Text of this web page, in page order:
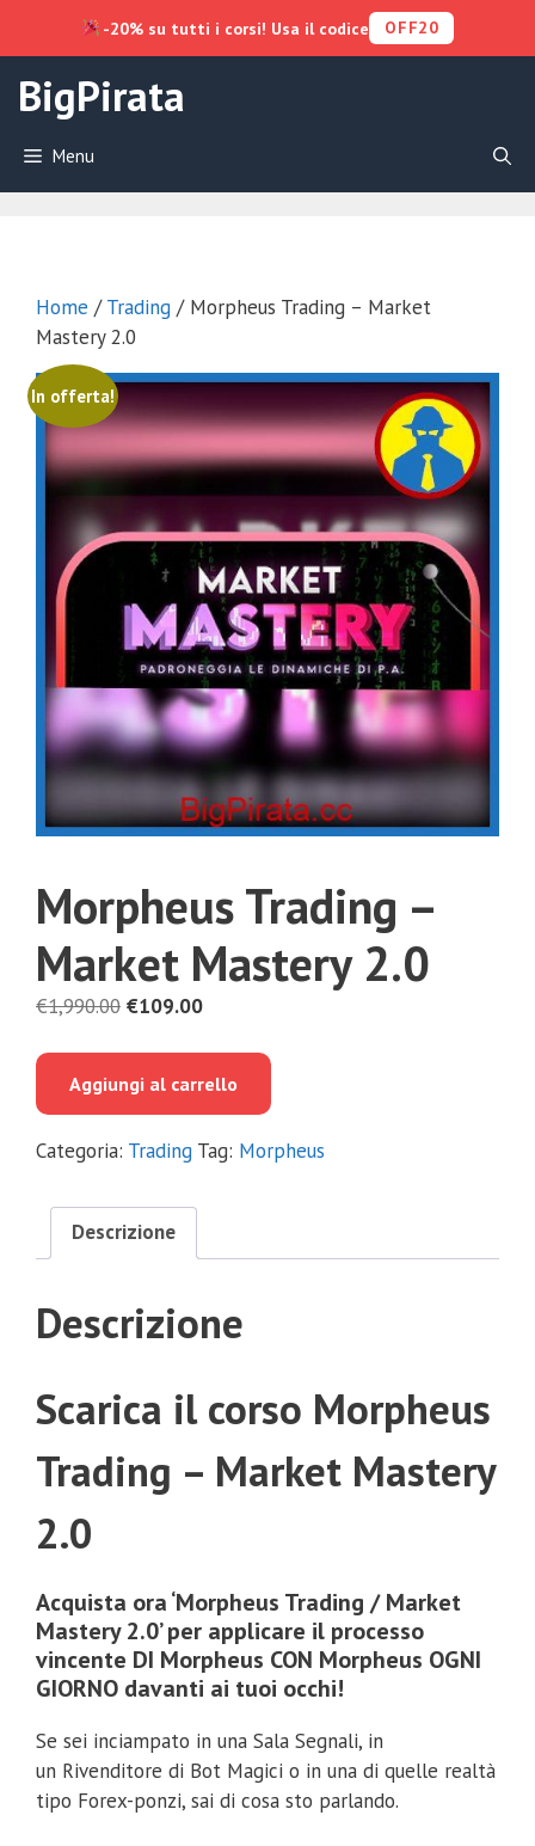
contenuto
BigPirata
Menu
Home /Trading / Morpheus Trading – Market
Mastery 2.0
In offerta!
Morpheus Trading –
Market Mastery 2.0
€1,990.00 Il
era:
€109.00Il
è:
Aggiungi al carrello
Categoria: Trading Tag: Morpheus
Descrizione
Descrizione
Scarica il corso Morpheus
Trading – Market Mastery
2.0
Acquista ora ‘Morpheus Trading / Market
Mastery 2.0’ per applicare il processo
vincente DI Morpheus CON Morpheus OGNI
GIORNO davanti ai tuoi occhi!
Se sei inciampato in una Sala Segnali, in
un Rivenditore di Bot Magici o in una di quelle realtà
tipo Forex-ponzi, sai di cosa sto parlando.
-20% su tutti i corsi! Usa il codice OFF20